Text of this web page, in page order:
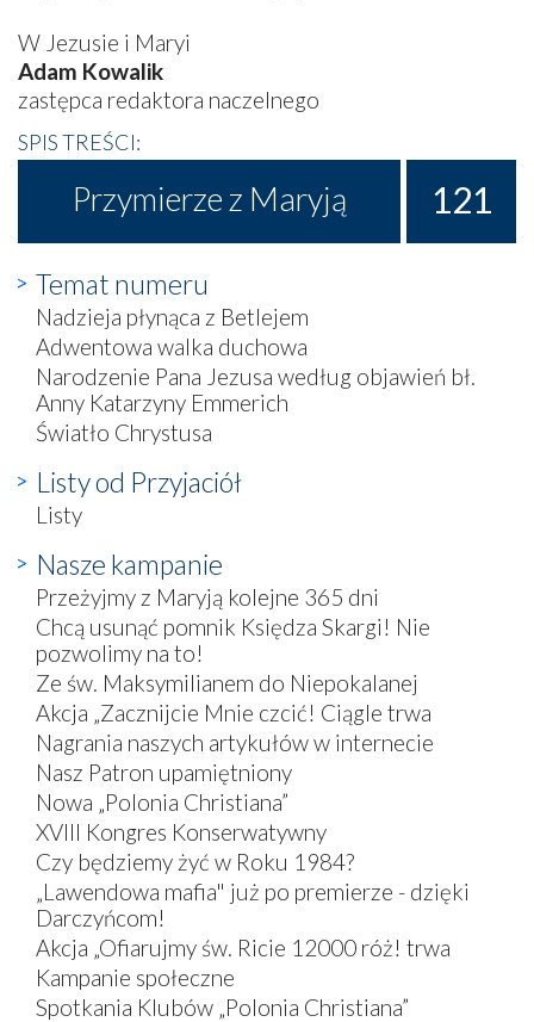
W Jezusie i Maryi
Adam Kowalik
zastępca redaktora naczelnego
SPIS TREŚCI:
Przymierze z Maryją 121
Temat numeru
Nadzieja płynąca z Betlejem
Adwentowa walka duchowa
Narodzenie Pana Jezusa według objawień bł.
Anny Katarzyny Emmerich
Światło Chrystusa
Listy od Przyjaciół
Listy
Nasze kampanie
Przeżyjmy z Maryją kolejne 365 dni
Chcą usunąć pomnik Księdza Skargi! Nie
pozwolimy na to!
Ze św. Maksymilianem do Niepokalanej
Akcja „Zacznijcie Mnie czcić! Ciągle trwa
Nagrania naszych artykułów w internecie
Nasz Patron upamiętniony
Nowa „Polonia Christiana”
XVIII Kongres Konserwatywny
Czy będziemy żyć w Roku 1984?
„Lawendowa mafia" już po premierze - dzięki
Darczyńcom!
Akcja „Ofiarujmy św. Ricie 12000 róż! trwa
Kampanie społeczne
Spotkania Klubów „Polonia Christiana”